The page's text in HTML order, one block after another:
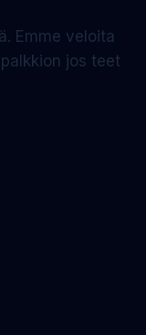
Emme veloita
jos teet